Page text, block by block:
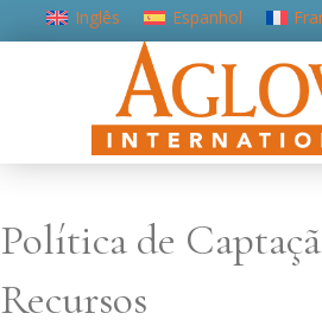
Inglês Espanhol
Política de
Recursos